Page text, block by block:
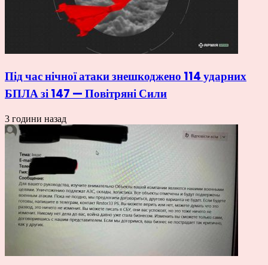
Під час нічної атаки знешкоджено 114 ударних
БПЛА зі 147 — Повітряні Сили
3 години назад